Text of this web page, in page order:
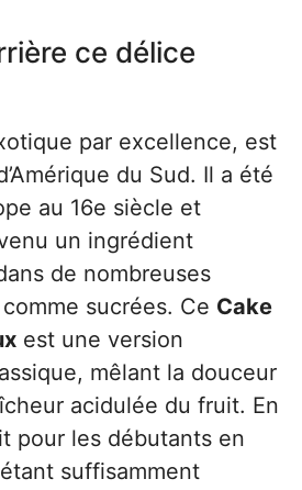
ce délice
par excellence, est
du Sud. Il a été
au 16e siècle et
un ingrédient
de nombreuses
sucrées. Ce Cake
est une version
mêlant la douceur
acidulée du fruit. En
pour les débutants en
suffisamment